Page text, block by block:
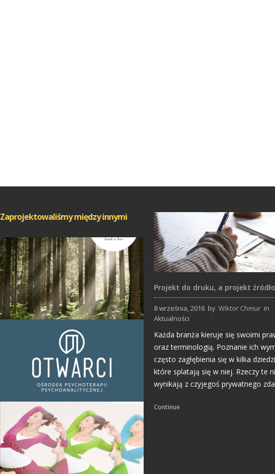
Zaprojektowaliśmy między innymi
Strony Internetowe
Projekty logo
Projekt do druku, a projekt
8 września, 2016 by Wiktor Chmur in
Aktualności
Każda branża kieruje się swoimi
oraz terminologią. Poznanie ich
często zagłębienia się w kilka
które splatają się w niej. Rzeczy te
wynikają z czyjegoś prywatnego
Continue